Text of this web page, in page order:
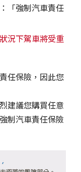
「強制汽車責任
況下駕車將受重
任保險，因此您
建議您購買任意
制汽車責任保險